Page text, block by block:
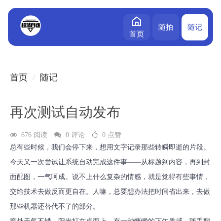
首页
随拍 随记
首页 随记
再次测试自动发布
676 阅读 0 评论
0 点赞
总有些时候，我们会停下来，想用文字记录那些转瞬即逝的片段。
今天又一次尝试让系统自动完成这件事——从标题到内容，再到封
面配图，一气呵成。说不上什么复杂的情感，就是觉得有些事情，
交给技术去做反而更自在。人嘛，总要想办法把时间省出来，去做
那些机器还替代不了的部分。